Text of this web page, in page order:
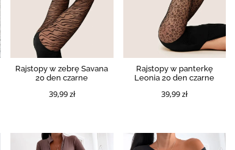
Rajstopy w zebrę Savana
20 den czarne
39,99 zł
Rajstopy w panterkę
Leonia 20 den czarne
39,99 zł